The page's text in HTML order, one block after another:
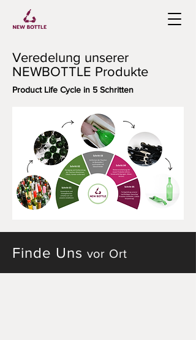
Veredelung unserer
NEWBOTTLE Produkte
Product Life Cycle in 5 Schritten
Finde Uns vor Ort